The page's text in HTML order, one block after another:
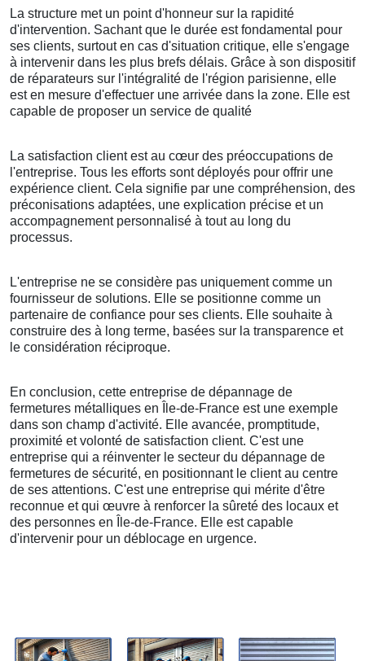
La structure met un point d'honneur sur la rapidité
d'intervention. Sachant que le durée est fondamental pour
ses clients, surtout en cas d'situation critique, elle s'engage
à intervenir dans les plus brefs délais. Grâce à son dispositif
de réparateurs sur l'intégralité de l'région parisienne, elle
est en mesure d'effectuer une arrivée dans la zone. Elle est
capable de proposer un service de qualité
La satisfaction client est au cœur des préoccupations de
l'entreprise. Tous les efforts sont déployés pour offrir une
expérience client. Cela signifie par une compréhension, des
préconisations adaptées, une explication précise et un
accompagnement personnalisé à tout au long du
processus.
L'entreprise ne se considère pas uniquement comme un
fournisseur de solutions. Elle se positionne comme un
partenaire de confiance pour ses clients. Elle souhaite à
construire des à long terme, basées sur la transparence et
le considération réciproque.
En conclusion, cette entreprise de dépannage de
fermetures métalliques en Île-de-France est une exemple
dans son champ d'activité. Elle avancée, promptitude,
proximité et volonté de satisfaction client. C'est une
entreprise qui a réinventer le secteur du dépannage de
fermetures de sécurité, en positionnant le client au centre
de ses attentions. C'est une entreprise qui mérite d'être
reconnue et qui œuvre à renforcer la sûreté des locaux et
des personnes en Île-de-France. Elle est capable
d'intervenir pour un déblocage en urgence.